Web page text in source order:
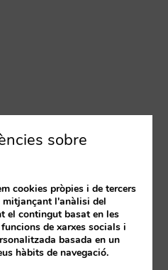
sobre
cookies pròpies i de tercers
l'anàlisi del
el contingut basat en les
de xarxes socials i
basada en un
hàbits de navegació.